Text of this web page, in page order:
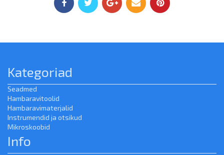
Kategoriad
Seadmed
Hambaravitoolid
Hambaravimaterjalid
Instrumendid ja otsikud
Mikroskoobid
Info